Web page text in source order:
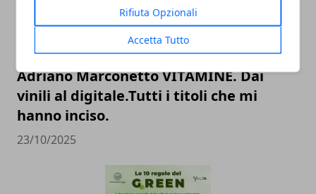
Rifiuta Opzionali
Accetta Tutto
Il 25 ottobre uscirà il primo libro di
Adriano Marconetto VITAMINE. Dai
vinili al digitale.Tutti i titoli che mi
hanno inciso.
23/10/2025